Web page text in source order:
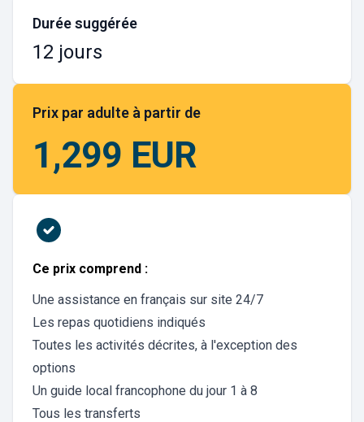
Durée suggérée
12 jours
Prix par adulte à partir de
1,299 EUR
Ce prix comprend :
Une assistance en français sur site 24/7
Les repas quotidiens indiqués
Toutes les activités décrites, à l'exception des
options
Un guide local francophone du jour 1 à 8
Tous les transferts